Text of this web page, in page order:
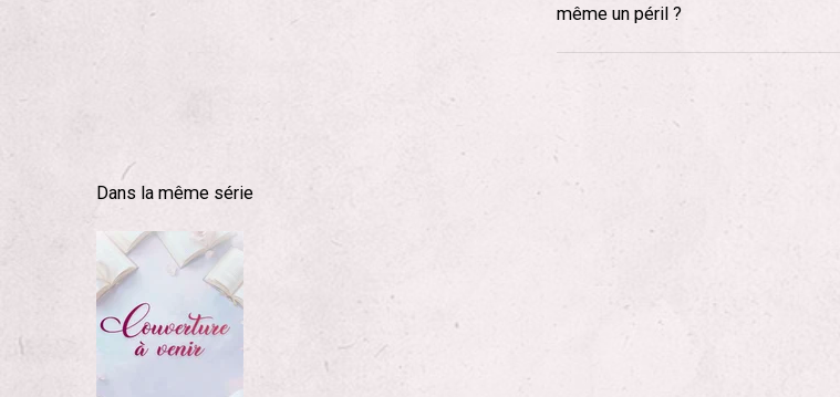
même un péril ?
Dans la même série